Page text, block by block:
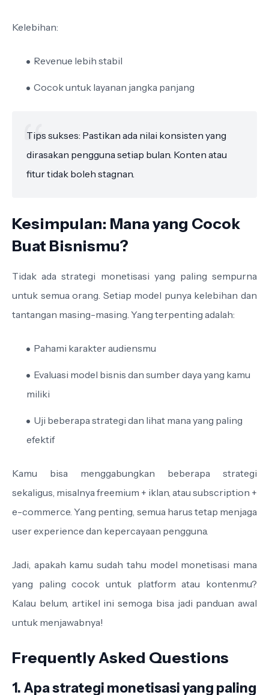
Kelebihan:
Revenue lebih stabil
Cocok untuk layanan jangka panjang
Tips sukses: Pastikan ada nilai konsisten yang
dirasakan pengguna setiap bulan. Konten atau
fitur tidak boleh stagnan.
Kesimpulan: Mana yang Cocok
Buat Bisnismu?
Tidak ada strategi monetisasi yang paling sempurna
untuk semua orang. Setiap model punya kelebihan dan
tantangan masing-masing. Yang terpenting adalah:
Pahami karakter audiensmu
Evaluasi model bisnis dan sumber daya yang kamu
miliki
Uji beberapa strategi dan lihat mana yang paling
efektif
Kamu bisa menggabungkan beberapa strategi
sekaligus, misalnya freemium + iklan, atau subscription +
e-commerce. Yang penting, semua harus tetap menjaga
user experience dan kepercayaan pengguna.
Jadi, apakah kamu sudah tahu model monetisasi mana
yang paling cocok untuk platform atau kontenmu?
Kalau belum, artikel ini semoga bisa jadi panduan awal
untuk menjawabnya!
Frequently Asked Questions
1. Apa strategi monetisasi yang paling